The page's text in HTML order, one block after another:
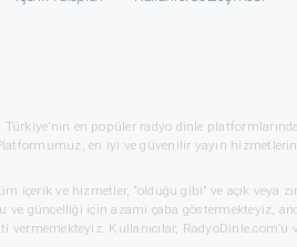
; Türkiye’nin en popüler radyo dinle
en iyi ve güvenilir yayın
içerik ve hizmetler, “olduğu gibi” ve açık veya
ve güncelliği için azami çaba göstermekteyiz,
vermemekteyiz. Kullanıcılar,